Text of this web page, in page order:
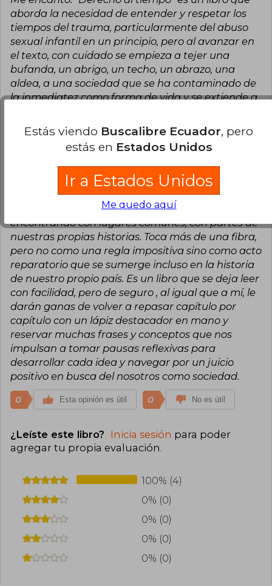
aborda la necesidad de entender y respetar los
tiempos del trauma, particularmente del abuso
sexual infantil en un principio, pero al avanzar en
el texto, con cuidado se empieza a tejer una
bufanda, un abrigo, un techo, un abrazo, una
aldea, a una sociedad que se ha contaminado de
la inmediatez como forma de vida y se extiende a
de aquellas de las que fuimos parte, aunque ya
seamos adultos. Es un libro perfectamente escrito
que te cautiva con la historia de cuidado que se
inicia en un país báltico, pero que en su desarrollo
basado en la Ética del Cuidado de Carol Gilligan
que la escritora Vinka Jackson ha promovido con
fuerza desde el primer momento nos vamos
encontrando con lugares comunes, con partes de
nuestras propias historias. Toca más de una fibra,
pero no como una regla impositiva sino como acto
reparatorio que se sumerge incluso en la historia
de nuestro propio país. Es un libro que se deja leer
con facilidad, pero de seguro , al igual que a mí, le
darán ganas de volver a repasar capítulo por
capítulo con un lápiz destacador en mano y
reservar muchas frases y conceptos que nos
impulsan a tomar pausas reflexivas para
desarrollar cada idea y navegar por un juicio
positivo en busca del nosotros como sociedad.
0 Esta opinión es útil 0 No es útil
¿Leíste este libro? Inicia sesión para poder
agregar tu propia evaluación.
100% (4)
0% (0)
0% (0)
0% (0)
0% (0)
Estás viendo Buscalibre Ecuador, pero
estás en Estados Unidos
Ir a Estados Unidos
Me quedo aquí